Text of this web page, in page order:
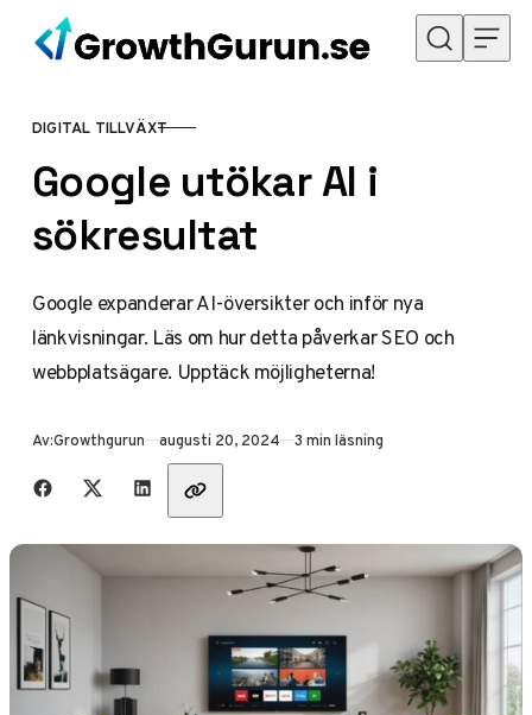
Hoppa till innehåll
KATEGORI
DIGITAL TILLVÄXT
Google utökar AI i
sökresultat
Google expanderar AI-översikter och inför nya
länkvisningar. Läs om hur detta påverkar SEO och
webbplatsägare. Upptäck möjligheterna!
Av:Growthgurun Publicerad
augusti 20, 2024 3 min läsning
Dela med vänner